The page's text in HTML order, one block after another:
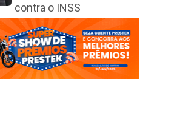
contra o INSS